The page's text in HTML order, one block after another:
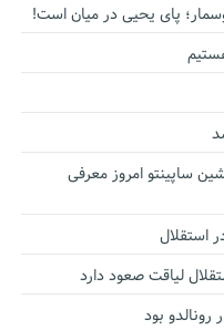
پای یحیی در میان است!
ساپینتو امروز معرفی
استقلال
لیاقت صعود دارد
بود